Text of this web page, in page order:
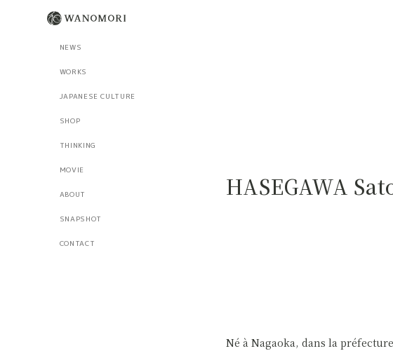
NEWS
WORKS
JAPANESE CULTURE
SHOP
THINKING
MOVIE
ABOUT
SNAPSHOT
CONTACT
HASEGAWA
Né à Nagaoka, dans la